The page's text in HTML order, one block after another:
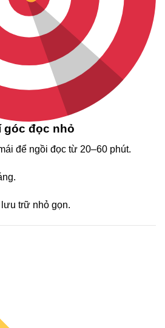
góc đọc nhỏ
để ngồi đọc từ 20–60 phút.
trữ nhỏ gọn.